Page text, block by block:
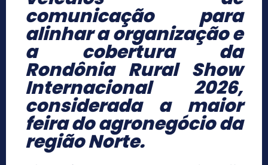
comunicação para
alinhar a organização e
a cobertura da
Rondônia Rural Show
Internacional 2026,
considerada a maior
feira do agronegócio da
região Norte.